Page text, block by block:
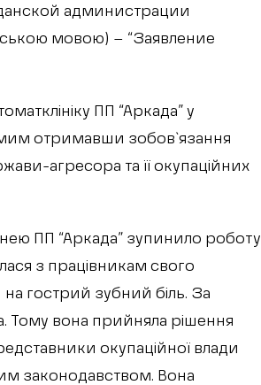
администрации
мовою) – “Заявление
ПП “Аркада” у
отримавши зобов`язання
агресора та її окупаційних
ПП “Аркада” зупинило роботу
з працівникам свого
гострий зубний біль. За
Тому вона прийняла рішення
окупаційної влади
законодавством. Вона